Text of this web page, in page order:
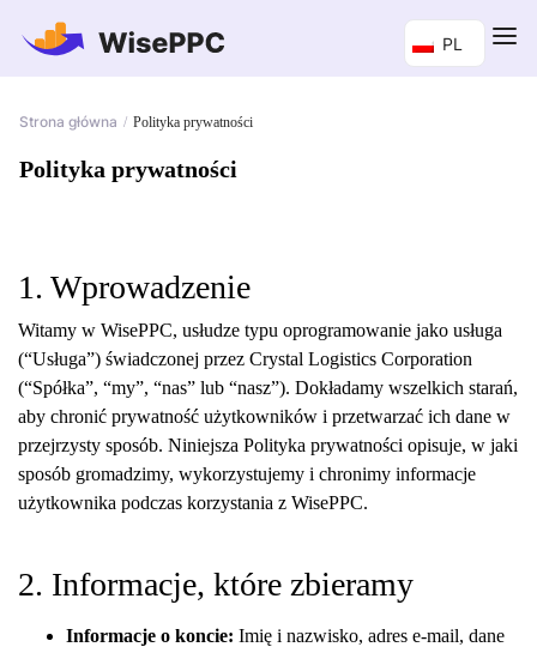
PL
Strona główna / Polityka prywatności
Polityka prywatności
1. Wprowadzenie
Witamy w WisePPC, usłudze typu oprogramowanie jako usługa
(“Usługa”) świadczonej przez Crystal Logistics Corporation
(“Spółka”, “my”, “nas” lub “nasz”). Dokładamy wszelkich starań,
aby chronić prywatność użytkowników i przetwarzać ich dane w
przejrzysty sposób. Niniejsza Polityka prywatności opisuje, w jaki
sposób gromadzimy, wykorzystujemy i chronimy informacje
użytkownika podczas korzystania z WisePPC.
2. Informacje, które zbieramy
Informacje o koncie: Imię i nazwisko, adres e-mail, dane